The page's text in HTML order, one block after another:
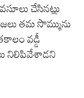
చేసినట్లు
తమ సొమ్మును
వడ్డీ
నిలిపివేశాడని